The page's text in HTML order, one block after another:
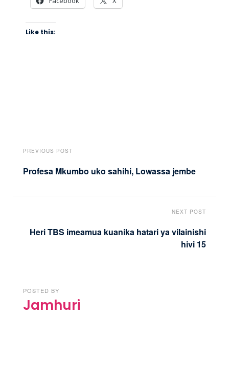
Like this:
PREVIOUS POST
Profesa Mkumbo uko sahihi, Lowassa jembe
NEXT POST
Heri TBS imeamua kuanika hatari ya vilainishi
hivi 15
POSTED BY
Jamhuri